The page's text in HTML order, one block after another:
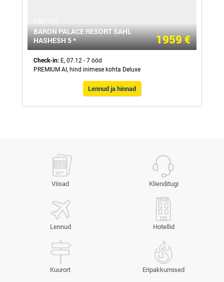
BARON PALACE RESORT SAHL
HASHESH 5 *
1959 €
Check-in: E, 07.12 - 7 ööd
PREMIUM AI, hind inimese kohta Deluxe
Lennud ja hinnad
Viisad Klienditugi
Lennud Hotellid
Kuurort Eripakkumised